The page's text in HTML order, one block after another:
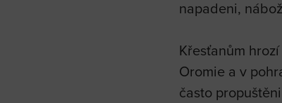
napadeni,
Křesťanům
Oromie a v
často